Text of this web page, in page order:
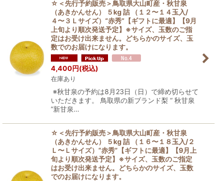
☆＜先行予約販売＞鳥取県大山町産・秋甘泉
（あきかんせん） ５kg 詰 （１２〜１４玉入/
４〜３Ｌサイズ）“赤秀”【ギフトに最適】【9月
上旬より順次発送予定】※サイズ、玉数のご指
定はお受け出来ません。どちらかのサイズ、玉
数でのお届けになります。
4,400円(税込)
在庫あり
※秋甘泉の予約は8月23日（日）で締め切らせて
いただきます。 鳥取県の新ブランド梨 “ 秋甘泉
”新甘泉…
☆＜先行予約販売＞鳥取県大山町産・秋甘泉
（あきかんせん） ５kg 詰 （１６〜１８玉入/２
Ｌ〜Ｌサイズ）“赤秀”【ギフトに最適】【9月上
旬より順次発送予定】※サイズ、玉数のご指定
はお受け出来ません。どちらかのサイズ、玉数
でのお届けになります。